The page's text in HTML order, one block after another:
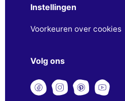
Instellingen
Voorkeuren over cookies
Volg ons